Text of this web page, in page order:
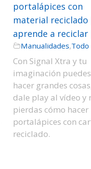
portalápices con
material reciclado
aprende a reciclar
Manualidades,Todo
Con Signal Xtra y tu
imaginación puedes
hacer grandes
dale play al vídeo y
pierdas cómo hacer
portalápices con
reciclado.